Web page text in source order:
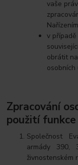
vaše
Nařízením
v
obrátit
osobních
Zpracování
použití
Společnost
armády 390,
živnostenském